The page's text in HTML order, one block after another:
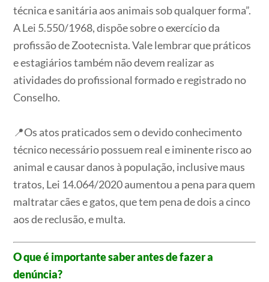
técnica e sanitária aos animais sob qualquer forma”.
A Lei 5.550/1968, dispõe sobre o exercício da
profissão de Zootecnista. Vale lembrar que práticos
e estagiários também não devem realizar as
atividades do profissional formado e registrado no
Conselho.
📍Os atos praticados sem o devido conhecimento
técnico necessário possuem real e iminente risco ao
animal e causar danos à população, inclusive maus
tratos, Lei 14.064/2020 aumentou a pena para quem
maltratar cães e gatos, que tem pena de dois a cinco
aos de reclusão, e multa.
O que é importante saber antes de fazer a
denúncia?